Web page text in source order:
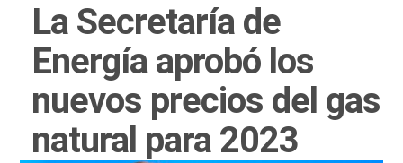
La Secretaría de
Energía aprobó los
nuevos precios del gas
natural para 2023